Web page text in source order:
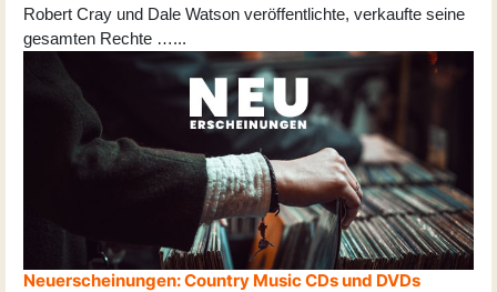
Robert Cray und Dale Watson veröffentlichte, verkaufte seine
gesamten Rechte …...
Neuerscheinungen: Country Music CDs und DVDs